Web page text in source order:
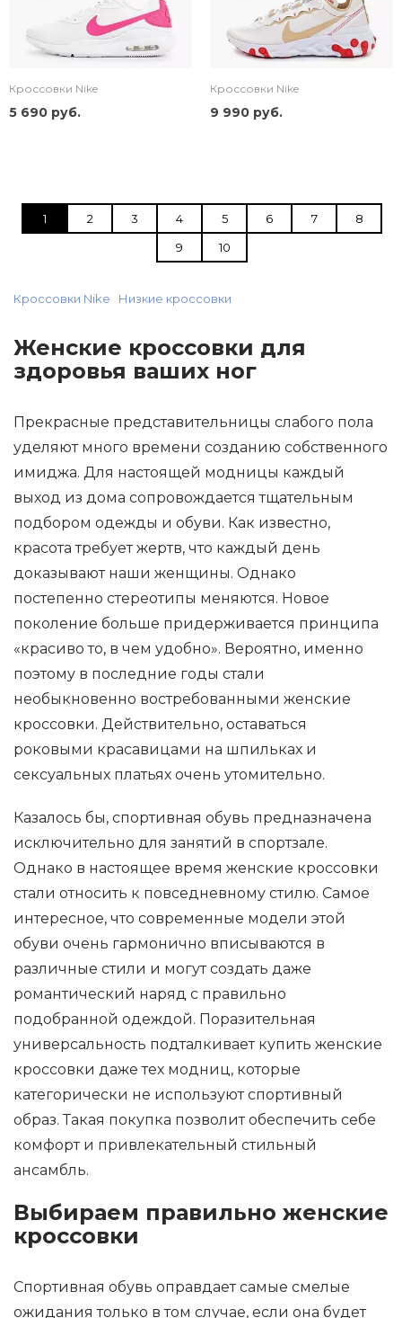
Кроссовки Nike
5 690 руб.
Кроссовки Nike
9 990 руб.
1 2 3 4 5 6 7
8
9
10
Кроссовки Nike Низкие кроссовки
Женские кроссовки для
здоровья ваших ног
Прекрасные представительницы слабого пола
уделяют много времени созданию собственного
имиджа. Для настоящей модницы каждый
выход из дома сопровождается тщательным
подбором одежды и обуви. Как известно,
красота требует жертв, что каждый день
доказывают наши женщины. Однако
постепенно стереотипы меняются. Новое
поколение больше придерживается принципа
«красиво то, в чем удобно». Вероятно, именно
поэтому в последние годы стали
необыкновенно востребованными женские
кроссовки. Действительно, оставаться
роковыми красавицами на шпильках и
сексуальных платьях очень утомительно.
Казалось бы, спортивная обувь предназначена
исключительно для занятий в спортзале.
Однако в настоящее время женские кроссовки
стали относить к повседневному стилю. Самое
интересное, что современные модели этой
обуви очень гармонично вписываются в
различные стили и могут создать даже
романтический наряд с правильно
подобранной одеждой. Поразительная
универсальность подталкивает купить женские
кроссовки даже тех модниц, которые
категорически не используют спортивный
образ. Такая покупка позволит обеспечить себе
комфорт и привлекательный стильный
ансамбль.
Выбираем правильно женские
кроссовки
Спортивная обувь оправдает самые смелые
ожидания только в том случае, если она будет